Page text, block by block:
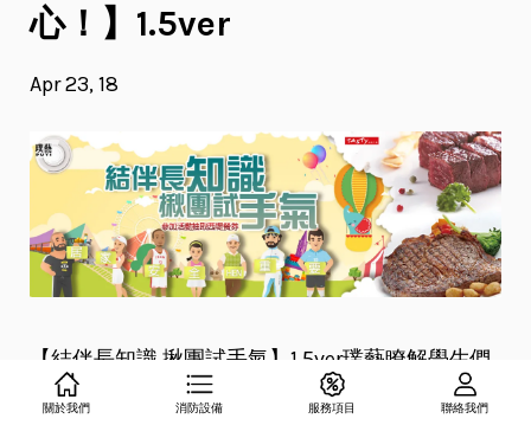
心！】1.5ver
Apr 23, 18
【結伴長知識 揪團試手氣】1.5ver璞藝瞭解學生們
阮囊羞澀的艱苦，因此決定犒賞懂得防災的你！分
關於我們 消防設備 服務項目 聯絡我們